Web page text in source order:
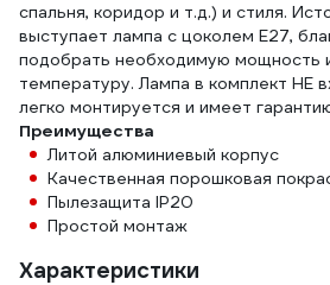
спальня, коридор и т.д.) и стиля.
выступает лампа с цоколем E27,
подобрать необходимую мощность
температуру. Лампа в комплект НЕ
легко монтируется и имеет
Преимущества
Литой алюминиевый корпус
Качественная порошковая
Пылезащита IP20
Простой монтаж
Характеристики